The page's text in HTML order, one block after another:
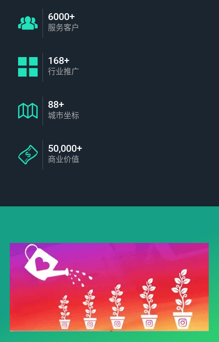
6000+
服务客户
168+
行业推广
88+
城市坐标
50,000+
商业价值